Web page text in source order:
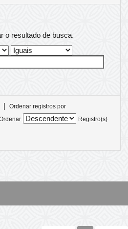
o resultado de busca.
|
Ordenar registros por
Registro(s)